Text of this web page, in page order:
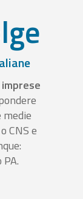
medie
CNS e